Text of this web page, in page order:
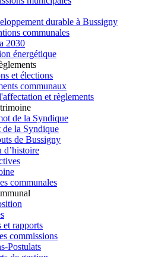
durable à Bussigny
communales
2030
énergétique
et élections
communaux
et règlements
de la Syndique
de Bussigny
d’histoire
communales
et rapports
commissions
Postulats